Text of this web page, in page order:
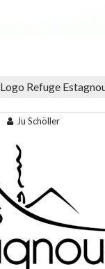
Logo Refuge
Ju Schöller